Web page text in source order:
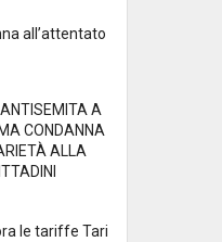
all’attentato
A
CONDANNA
ALLA
le tariffe Tari